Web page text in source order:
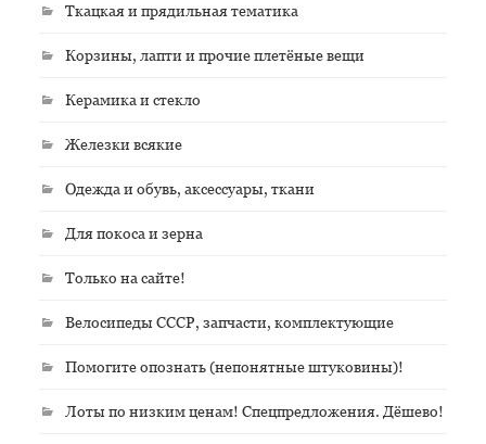
Ткацкая и прядильная тематика
Корзины, лапти и прочие плетёные вещи
Керамика и стекло
Железки всякие
Одежда и обувь, аксессуары, ткани
Для покоса и зерна
Только на сайте!
Велосипеды СССР, запчасти, комплектующие
Помогите опознать (непонятные штуковины)!
Лоты по низким ценам! Спецпредложения. Дёшево!